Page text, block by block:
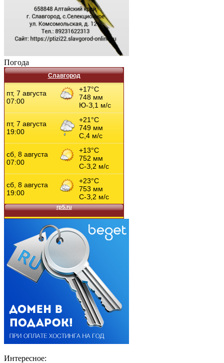
Погода
Славгород
Интересное: